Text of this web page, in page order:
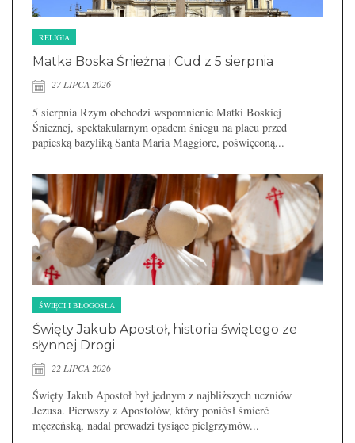
RELIGIA
Matka Boska Śnieżna i Cud z 5 sierpnia
27 LIPCA 2026
5 sierpnia Rzym obchodzi wspomnienie Matki Boskiej
Śnieżnej, spektakularnym opadem śniegu na placu przed
papieską bazyliką Santa Maria Maggiore, poświęconą...
ŚWIĘCI I BŁOGOSŁA
Święty Jakub Apostoł, historia świętego ze
słynnej Drogi
22 LIPCA 2026
Święty Jakub Apostoł był jednym z najbliższych uczniów
Jezusa. Pierwszy z Apostołów, który poniósł śmierć
męczeńską, nadal prowadzi tysiące pielgrzymów...